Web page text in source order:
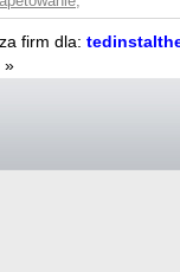
firm dla:
»